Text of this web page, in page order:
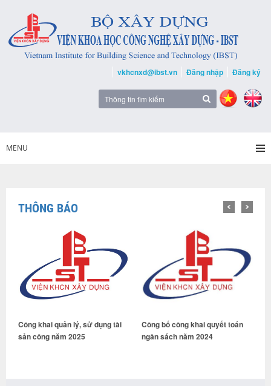
vkhcnxd@ibst.vn Đăng nhập Đăng ký
MENU
THÔNG BÁO
Công khai quản lý, sử dụng tài
sản công năm 2025
Công bố công khai quyết toán
ngân sách năm 2024